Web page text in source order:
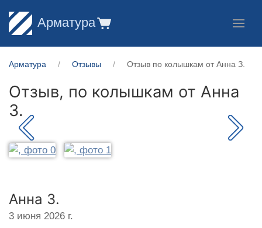
Арматура
Арматура Отзывы Отзыв по колышкам от Анна З.
Отзыв, по колышкам от Анна
З.
Анна З.
3 июня 2026 г.